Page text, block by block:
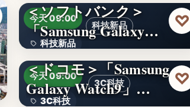
文字
科技新品
今天 09:00
科技新品
文字
＜ソフトバンク＞
「Samsung Galaxy…
♡
3C科技
今天 09:00
3C科技
＜ドコモ＞「Samsung
Galaxy Watch9」…
♡